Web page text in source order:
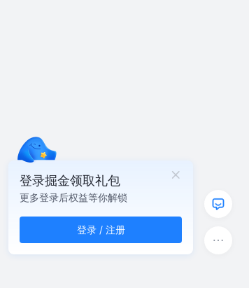
登录掘金领取礼包
更多登录后权益等你解锁
登录 / 注册